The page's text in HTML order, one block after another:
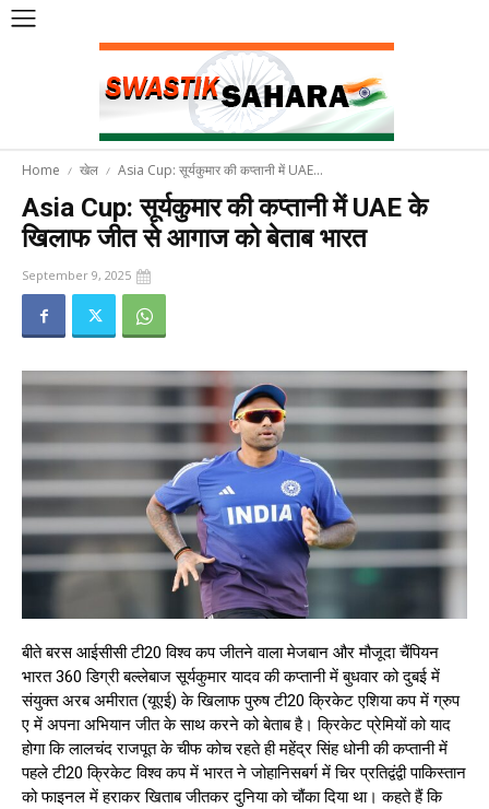
Home खेल Asia Cup: सूर्यकुमार की कप्तानी में UAE...
Asia Cup: सूर्यकुमार की कप्तानी में UAE के
खिलाफ जीत से आगाज को बेताब भारत
September 9, 2025
बीते बरस आईसीसी टी20 विश्व कप जीतने वाला मेजबान और मौजूदा चैंपियन
भारत 360 डिग्री बल्लेबाज सूर्यकुमार यादव की कप्तानी में बुधवार को दुबई में
संयुक्त अरब अमीरात (यूएई) के खिलाफ पुरुष टी20 क्रिकेट एशिया कप में ग्रुप
ए में अपना अभियान जीत के साथ करने को बेताब है। क्रिकेट प्रेमियों को याद
होगा कि लालचंद राजपूत के चीफ कोच रहते ही महेंद्र सिंह धोनी की कप्तानी में
पहले टी20 क्रिकेट विश्व कप में भारत ने जोहानिसबर्ग में चिर प्रतिद्वंद्वी पाकिस्तान
को फाइनल में हराकर खिताब जीतकर दुनिया को चौंका दिया था। कहते हैं कि